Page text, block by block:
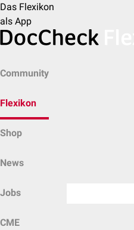
Das Flexikon
als App
Community
Flexikon
Shop
News
Jobs
CME